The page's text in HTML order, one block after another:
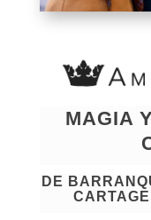
MAGIA
DE